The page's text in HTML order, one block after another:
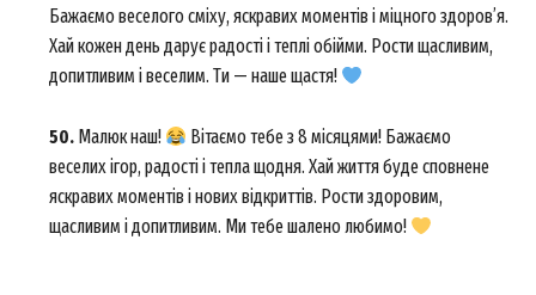
Бажаємо веселого сміху, яскравих моментів і міцного здоров’я.
Хай кожен день дарує радості і теплі обійми. Рости щасливим,
допитливим і веселим. Ти — наше щастя!
50. Малюк наш!
Вітаємо тебе з 8 місяцями! Бажаємо
веселих ігор, радості і тепла щодня. Хай життя буде сповнене
яскравих моментів і нових відкриттів. Рости здоровим,
щасливим і допитливим. Ми тебе шалено любимо!